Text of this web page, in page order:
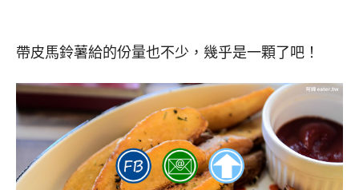
帶皮馬鈴薯給的份量也不少，幾乎是一顆了吧！